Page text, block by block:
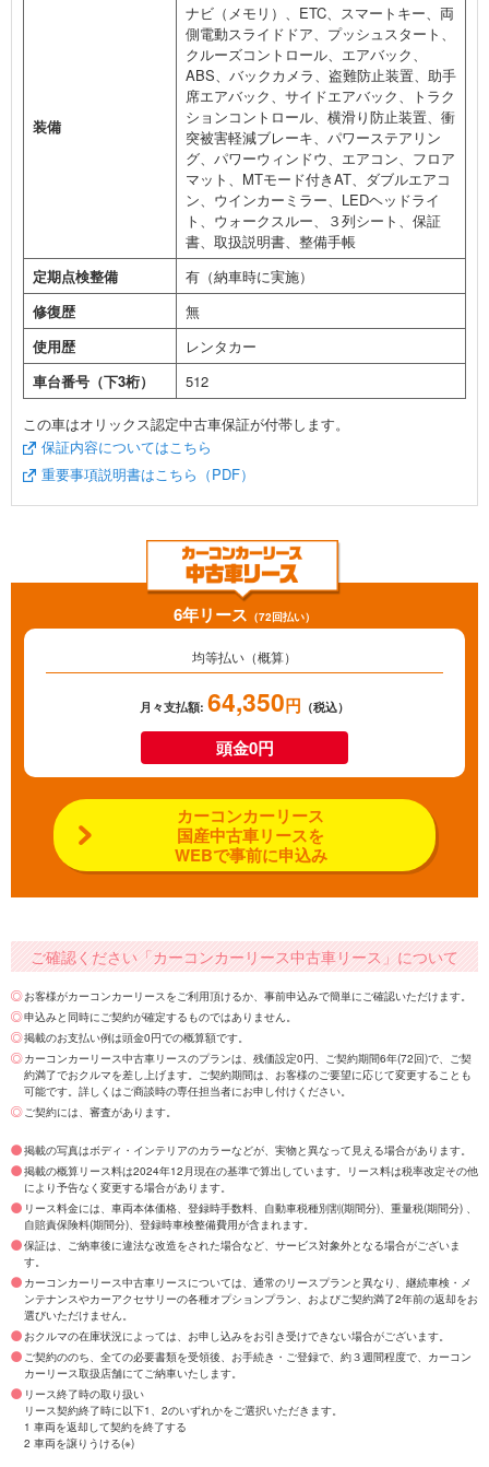
装備
ナビ（メモリ）、ETC、スマートキー、両
側電動スライドドア、プッシュスタート、
クルーズコントロール、エアバック、
ABS、バックカメラ、盗難防止装置、助手
席エアバック、サイドエアバック、トラク
ションコントロール、横滑り防止装置、衝
突被害軽減ブレーキ、パワーステアリン
グ、パワーウィンドウ、エアコン、フロア
マット、MTモード付きAT、ダブルエアコ
ン、ウインカーミラー、LEDヘッドライ
ト、ウォークスルー、３列シート、保証
書、取扱説明書、整備手帳
定期点検整備
有（納車時に実施）
修復歴
無
使用歴
レンタカー
車台番号（下3桁）
512
この車はオリックス認定中古車保証が付帯します。
保証内容についてはこちら
重要事項説明書はこちら（PDF）
6年リース （72回払い）
均等払い（概算）
月々支払額: 64,350円 （税込）
頭金0円
カーコンカーリース
国産中古車リースを
WEBで事前に申込み
ご確認ください「カーコンカーリース中古車リース」について
お客様がカーコンカーリースをご利用頂けるか、事前申込みで簡単にご確認いただけます。
申込みと同時にご契約が確定するものではありません。
掲載のお支払い例は頭金0円での概算額です。
カーコンカーリース中古車リースのプランは、残価設定0円、ご契約期間6年(72回)で、ご契
約満了でおクルマを差し上げます。ご契約期間は、お客様のご要望に応じて変更することも
可能です。詳しくはご商談時の専任担当者にお申し付けください。
ご契約には、審査があります。
掲載の写真はボディ・インテリアのカラーなどが、実物と異なって見える場合があります。
掲載の概算リース料は2024年12月現在の基準で算出しています。リース料は税率改定その他
により予告なく変更する場合があります。
リース料金には、車両本体価格、登録時手数料、自動車税種別割(期間分)、重量税(期間分) 、
自賠責保険料(期間分)、登録時車検整備費用が含まれます。
保証は、ご納車後に違法な改造をされた場合など、サービス対象外となる場合がございま
す。
カーコンカーリース中古車リースについては、通常のリースプランと異なり、継続車検・メ
ンテナンスやカーアクセサリーの各種オプションプラン、およびご契約満了2年前の返却をお
選びいただけません。
おクルマの在庫状況によっては、お申し込みをお引き受けできない場合がございます。
ご契約ののち、全ての必要書類を受領後、お手続き・ご登録で、約３週間程度で、カーコン
カーリース取扱店舗にてご納車いたします。
リース終了時の取り扱い
リース契約終了時に以下1、2のいずれかをご選択いただきます。
1 車両を返却して契約を終了する
2 車両を譲りうける(※)